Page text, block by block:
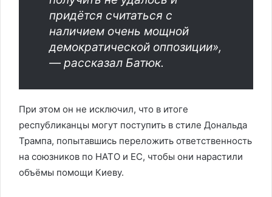
придётся считаться с
наличием очень мощной
демократической оппозиции»,
— рассказал Батюк.
При этом он не исключил, что в итоге
республиканцы могут поступить в стиле Дональда
Трампа, попытавшись переложить ответственность
на союзников по НАТО и ЕС, чтобы они нарастили
объёмы помощи Киеву.